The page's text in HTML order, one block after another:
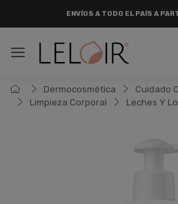
ENVÍOS A TODO EL PAÍS A
Dermocosmética
Cuidado
Limpieza Corporal
Leches Y